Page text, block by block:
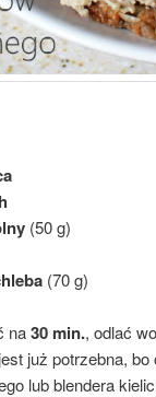
(50 g)
(70 g)
na30 min., odlać
już potrzebna, bo
lub blendera